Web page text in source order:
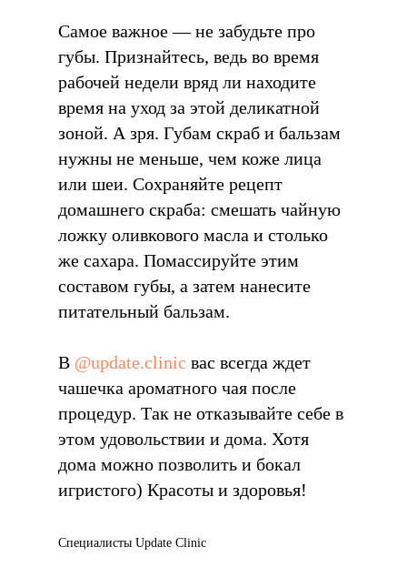
Самое важное — не забудьте про
губы. Признайтесь, ведь во время
рабочей недели вряд ли находите
время на уход за этой деликатной
зоной. А зря. Губам скраб и бальзам
нужны не меньше, чем коже лица
или шеи. Сохраняйте рецепт
домашнего скраба: смешать чайную
ложку оливкового масла и столько
же сахара. Помассируйте этим
составом губы, а затем нанесите
питательный бальзам.
В @update.clinic вас всегда ждет
чашечка ароматного чая после
процедур. Так не отказывайте себе в
этом удовольствии и дома. Хотя
дома можно позволить и бокал
игристого) Красоты и здоровья!
Специалисты Update Clinic